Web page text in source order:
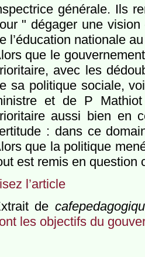
générale. Ils
" dégager une
l’éducation nationale
que le
avec les
sa politique sociale,
et de P Mathiot
aussi bien en
: dans ce
que la politique
est remis en question
l’article
de
les objectifs du